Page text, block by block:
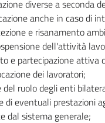
diverse a seconda
anche in caso di
e risanamento
dell'attività
e partecipazione attiva
dei lavoratori;
del ruolo degli enti
di eventuali prestazioni
dal sistema generale;